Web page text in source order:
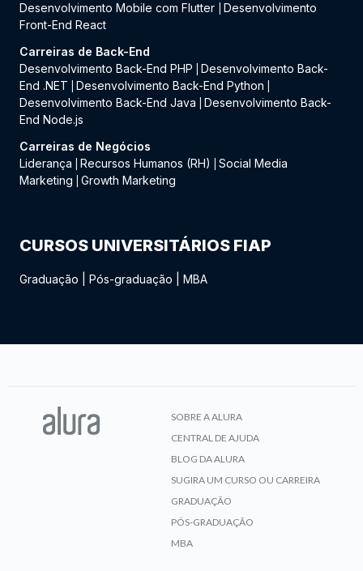
Desenvolvimento Mobile com Flutter
Desenvolvimento
Front-End React
Carreiras de Back-End
Desenvolvimento Back-End PHP
Desenvolvimento Back-
End .NET
Desenvolvimento Back-End Python
Desenvolvimento Back-End Java
Desenvolvimento Back-
End Node.js
Carreiras de Negócios
Liderança
Recursos Humanos (RH)
Social Media
Marketing
Growth Marketing
CURSOS UNIVERSITÁRIOS FIAP
Graduação Pós-graduação MBA
SOBRE A ALURA
CENTRAL DE AJUDA
BLOG DA ALURA
SUGIRA UM CURSO OU CARREIRA
GRADUAÇÃO
PÓS-GRADUAÇÃO
MBA